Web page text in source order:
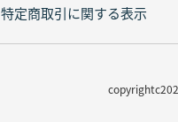
特定商取引に関する表示